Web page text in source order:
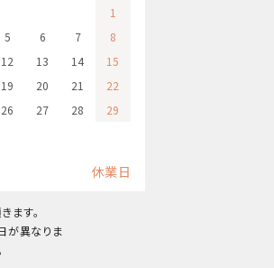
1
5 6 7
8
12 13 14
15
19 20 21
22
26 27 28
29
休業日
ます。
が異なりま